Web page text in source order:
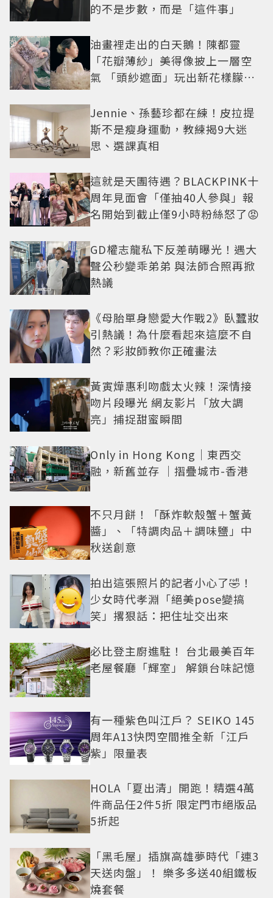
的不是步數，而是「這件事」
油畫裡走出的白天鵝！陳都靈
「花瓣薄紗」美得像披上一層空
氣 「頭紗遮面」玩出新花樣朦朧
Jennie、孫藝珍都在練！皮拉提
斯不是瘦身運動，教練揭9大迷
思、選課真相
這就是天團待遇？BLACKPINK十
周年見面會「僅抽40人參與」報
名開始到截止僅9小時粉絲怒了😡
GD權志龍私下反差萌曝光！遇大
聲公秒變乖弟弟 與法師合照再掀
熱議
《母胎單身戀愛大作戰2》臥蠶妝
引熱議！為什麼看起來這麼不自
然？彩妝師教你正確畫法
黃寅燁惠利吻戲太火辣！深情接
吻片段曝光 網友影片「放大調
亮」捕捉甜蜜瞬間
Only in Hong Kong｜東西交
融，新舊並存 ｜摺疊城市-香港
不只月餅！「酥炸軟殼蟹＋蟹黃
醬」、「特調肉品＋調味鹽」中
秋送創意
拍出這張照片的記者小心了🤣！
少女時代孝淵「絕美pose變搞
笑」撂狠話：把住址交出來
必比登主廚進駐！ 台北最美百年
老屋餐廳「輝室」 解鎖台味記憶
有一種紫色叫江戶？ SEIKO 145
周年A13快閃空間推全新「江戶
紫」限量表
HOLA「夏出清」開跑！精選4萬
件商品任2件5折 限定門市絕版品
5折起
「黑毛屋」插旗高雄夢時代「連3
天送肉盤」！ 樂多多送40組鐵板
燒套餐